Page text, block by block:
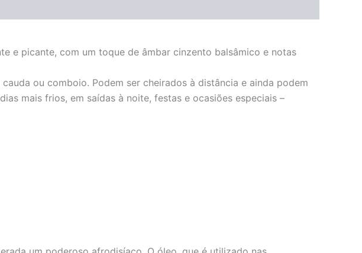
e picante, com um toque de âmbar cinzento balsâmico e notas
ou comboio. Podem ser cheirados à distância e ainda podem
mais frios, em saídas à noite, festas e ocasiões especiais –